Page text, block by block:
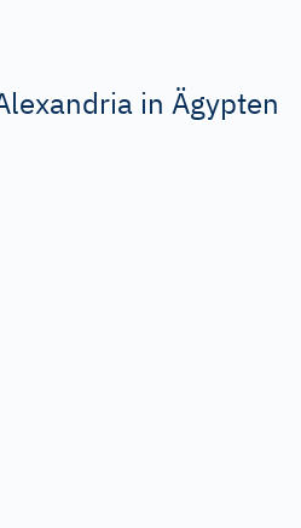
in Ägypten